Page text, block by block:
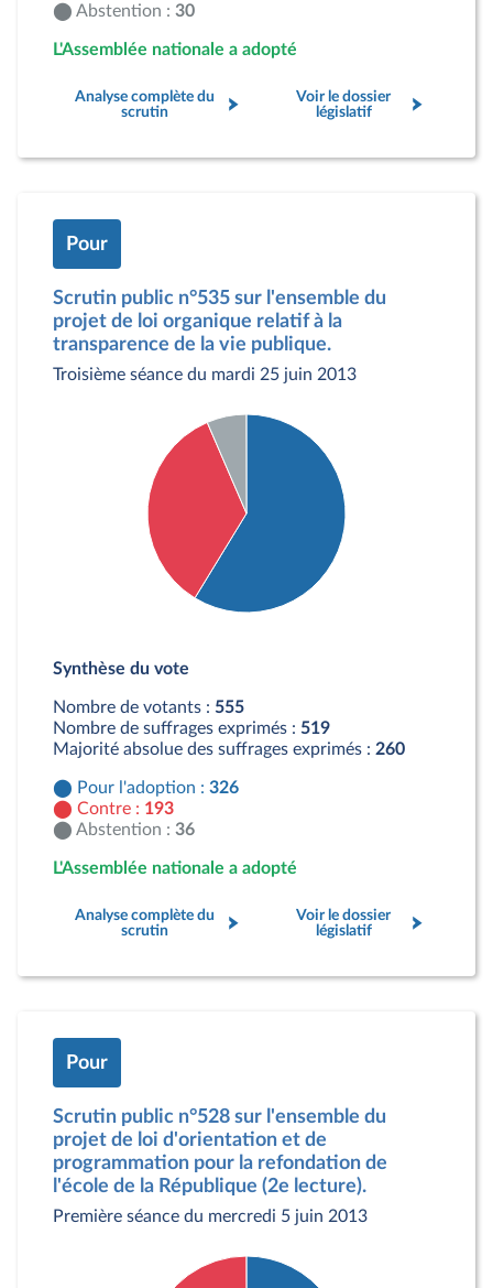
Abstention : 30
L'Assemblée nationale a adopté
Analyse complète du
scrutin
Voir le dossier
législatif
Pour
Scrutin public n°535 sur l'ensemble du
projet de loi organique relatif à la
transparence de la vie publique.
Troisième séance du mardi 25 juin 2013
Contre : 193 députés
Synthèse du vote
Nombre de votants : 555
Nombre de suffrages exprimés : 519
Majorité absolue des suffrages exprimés : 260
Pour l'adoption : 326
Contre : 193
Abstention : 36
L'Assemblée nationale a adopté
Analyse complète du
scrutin
Voir le dossier
législatif
Pour
Scrutin public n°528 sur l'ensemble du
projet de loi d'orientation et de
programmation pour la refondation de
l'école de la République (2e lecture).
Première séance du mercredi 5 juin 2013